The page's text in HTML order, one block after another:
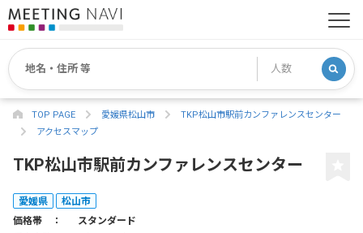
TOP PAGE 愛媛県松山市
TKP松山市駅前カンファレンスセンター
アクセスマップ
TKP松山市駅前カンファレンスセンター
愛媛県
松山市
価格帯 ：
スタンダード